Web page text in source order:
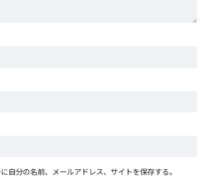
自分の名前、メールアドレス、サイトを保存する。